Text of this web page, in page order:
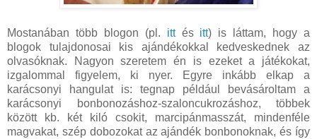
Mostanában több blogon (pl. ittés itt) is láttam, hogy a
blogok tulajdonosai kis ajándékokkal kedveskednek az
olvasóknak. Nagyon szeretem én is ezeket a játékokat,
izgalommal figyelem, ki nyer. Egyre inkább elkap a
karácsonyi hangulat is: tegnap például bevásároltam a
karácsonyi bonbonozáshoz-szaloncukrozáshoz, többek
között kb. két kiló csokit, marcipánmasszát, mindenféle
magvakat, szép dobozokat az ajándék bonbonoknak, és így